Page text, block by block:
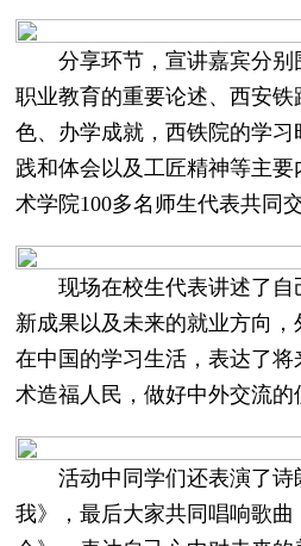
分享环节，宣讲嘉宾分别
职业教育的重要论述、西安
色、办学成就，西铁院的学
践和体会以及工匠精神等主
术学院100多名师生代表共同交
现场在校生代表讲述了自
新成果以及未来的就业方向
在中国的学习生活，表达了
术造福人民，做好中外交流的
活动中同学们还表演了诗
我》，最后大家共同唱响歌